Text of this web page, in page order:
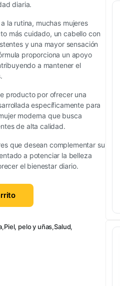
diaria.
a la rutina, muchas mujeres
más cuidado, un cabello con
y una mayor sensación
proporciona un apoyo
a mantener el
producto por ofrecer una
específicamente para
moderna que busca
de alta calidad.
que desean complementar su
a potenciar la belleza
el bienestar diario.
,Piel, pelo y uñas,Salud,